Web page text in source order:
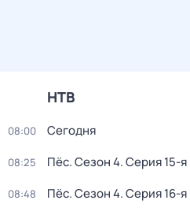
НТВ
08:00 Сегодня
08:25 Пёс. Сезон 4. Серия 15-я
08:48 Пёс. Сезон 4. Серия 16-я